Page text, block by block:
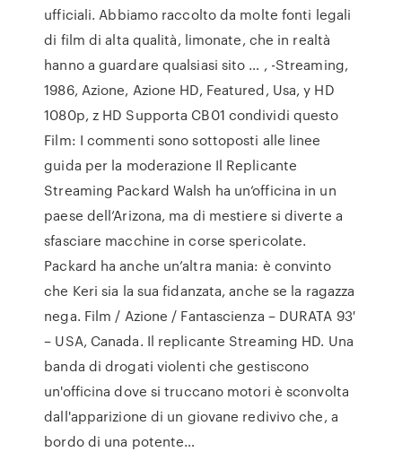
ufficiali. Abbiamo raccolto da molte fonti legali
di film di alta qualità, limonate, che in realtà
hanno a guardare qualsiasi sito … , -Streaming,
1986, Azione, Azione HD, Featured, Usa, y HD
1080p, z HD Supporta CB01 condividi questo
Film: I commenti sono sottoposti alle linee
guida per la moderazione Il Replicante
Streaming Packard Walsh ha un’officina in un
paese dell’Arizona, ma di mestiere si diverte a
sfasciare macchine in corse spericolate.
Packard ha anche un’altra mania: è convinto
che Keri sia la sua fidanzata, anche se la ragazza
nega. Film / Azione / Fantascienza – DURATA 93′
– USA, Canada. Il replicante Streaming HD. Una
banda di drogati violenti che gestiscono
un'officina dove si truccano motori è sconvolta
dall'apparizione di un giovane redivivo che, a
bordo di una potente…